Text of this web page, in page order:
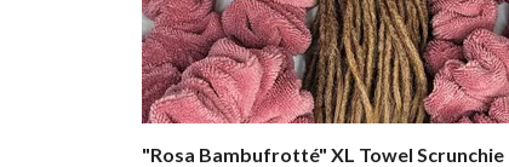
"Rosa Bambufrotté" XL Towel Scrunchie